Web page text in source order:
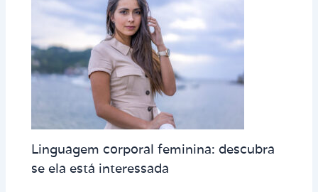
Linguagem corporal feminina: descubra
se ela está interessada